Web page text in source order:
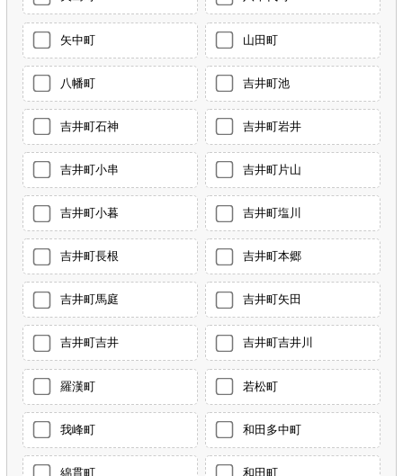
矢中町 山田町
八幡町 吉井町池
吉井町石神 吉井町岩井
吉井町小串 吉井町片山
吉井町小暮 吉井町塩川
吉井町長根 吉井町本郷
吉井町馬庭 吉井町矢田
吉井町吉井 吉井町吉井川
羅漢町 若松町
我峰町 和田多中町
綿貫町 和田町